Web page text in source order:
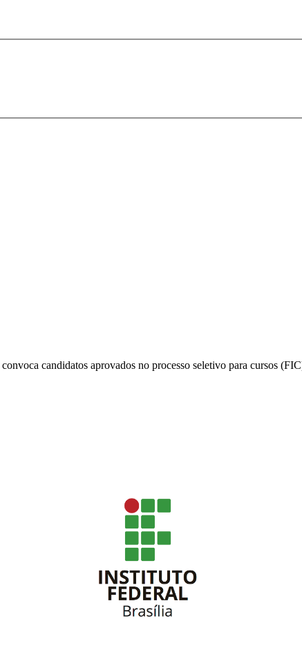
candidatos aprovados no processo seletivo para cursos